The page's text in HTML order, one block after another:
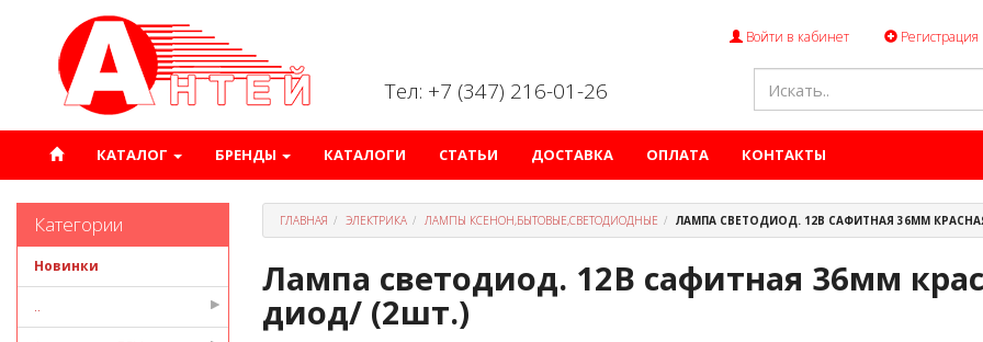
Войти в кабинет Регистрация
Тел: +7 (347) 216-01-26
КАТАЛОГ БРЕНДЫ КАТАЛОГИ СТАТЬИ ДОСТАВКА ОПЛАТА КОНТАКТЫ
Категории
Новинки
..
ГЛАВНАЯ ЭЛЕКТРИКА ЛАМПЫ КСЕНОН,БЫТОВЫЕ,СВЕТОДИОДНЫЕ ЛАМПА СВЕТОДИОД. 12В САФИТНАЯ 36ММ
Лампа светодиод. 12В сафитная 36мм
диод/ (2шт.)